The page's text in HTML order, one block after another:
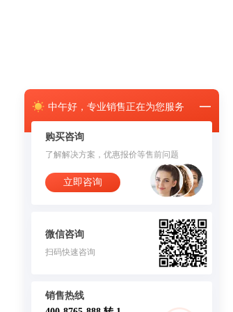
中午好， 专业销售正在为您服务
购买咨询
了解解决方案，优惠报价等售前问题
立即咨询
微信咨询
扫码快速咨询
销售热线